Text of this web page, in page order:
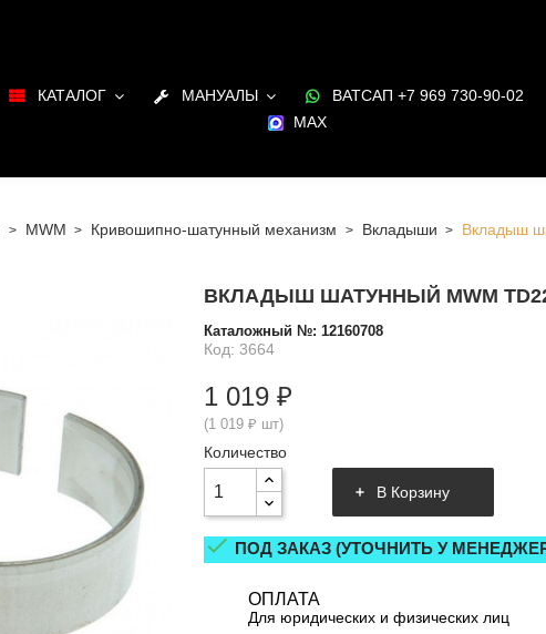
КАТАЛОГ МАНУАЛЫ ВАТСАП +7 969 730-90-02
MAX
MWM Кривошипно-шатунный механизм Вкладыши Вкладыш
ВКЛАДЫШ ШАТУННЫЙ MWM
Каталожный №: 12160708
Код: 3664
1 019 ₽
(1 019 ₽ шт)
Количество
В Корзину
 ПОД ЗАКАЗ (УТОЧНИТЬ У
ОПЛАТА
Для юридических и физических лиц